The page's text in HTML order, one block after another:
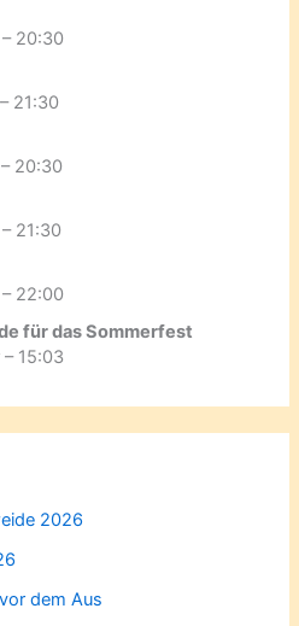
20:30
21:30
20:30
21:30
22:00
für das Sommerfest
15:03
2026
dem Aus